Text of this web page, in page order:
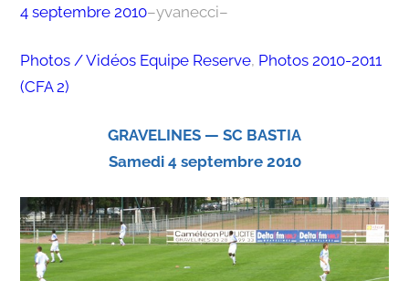
4 septembre 2010–yvanecci–
Photos / Vidéos Equipe Reserve, Photos 2010-2011
(CFA 2)
GRAVELINES — SC BASTIA
Samedi 4 septembre 2010